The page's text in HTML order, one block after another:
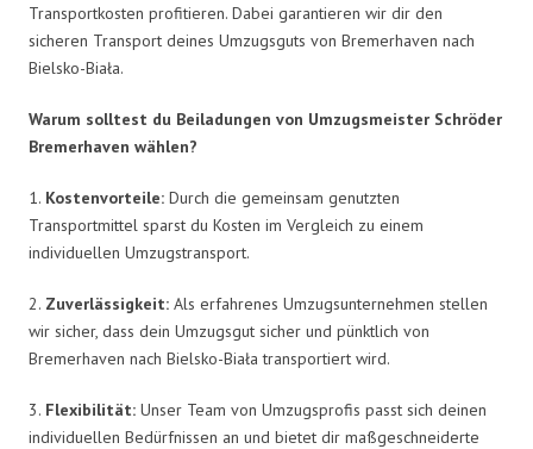
Transportkosten profitieren. Dabei garantieren wir dir den
sicheren Transport deines Umzugsguts von Bremerhaven nach
Bielsko-Biała.
Warum solltest du Beiladungen von Umzugsmeister Schröder
Bremerhaven wählen?
1. Kostenvorteile: Durch die gemeinsam genutzten
Transportmittel sparst du Kosten im Vergleich zu einem
individuellen Umzugstransport.
2. Zuverlässigkeit: Als erfahrenes Umzugsunternehmen stellen
wir sicher, dass dein Umzugsgut sicher und pünktlich von
Bremerhaven nach Bielsko-Biała transportiert wird.
3. Flexibilität: Unser Team von Umzugsprofis passt sich deinen
individuellen Bedürfnissen an und bietet dir maßgeschneiderte